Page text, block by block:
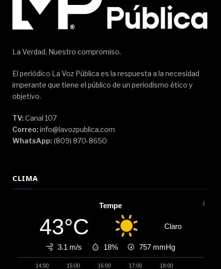
La Verdad, Nuestro compromiso.
El periódico La Voz Pública es la respuesta a la necesidad
imperante que tiene el público de un periodismo ético y
objetivo.
TV: Canal 107
Correo: info@lavozpublica.com
WhatsApp: (809) 870-8650
CLIMA
Tempe
43°C Claro
3.1 m/s 18% 757 mmHg
14:00 15:00 16:00 17:00 18:00